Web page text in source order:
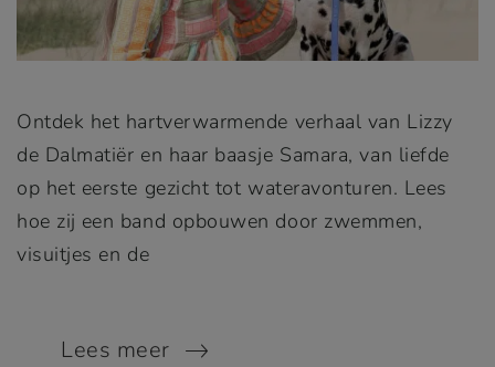
Ontdek het hartverwarmende verhaal van Lizzy
de Dalmatiër en haar baasje Samara, van liefde
op het eerste gezicht tot wateravonturen. Lees
hoe zij een band opbouwen door zwemmen,
visuitjes en de
Lees meer